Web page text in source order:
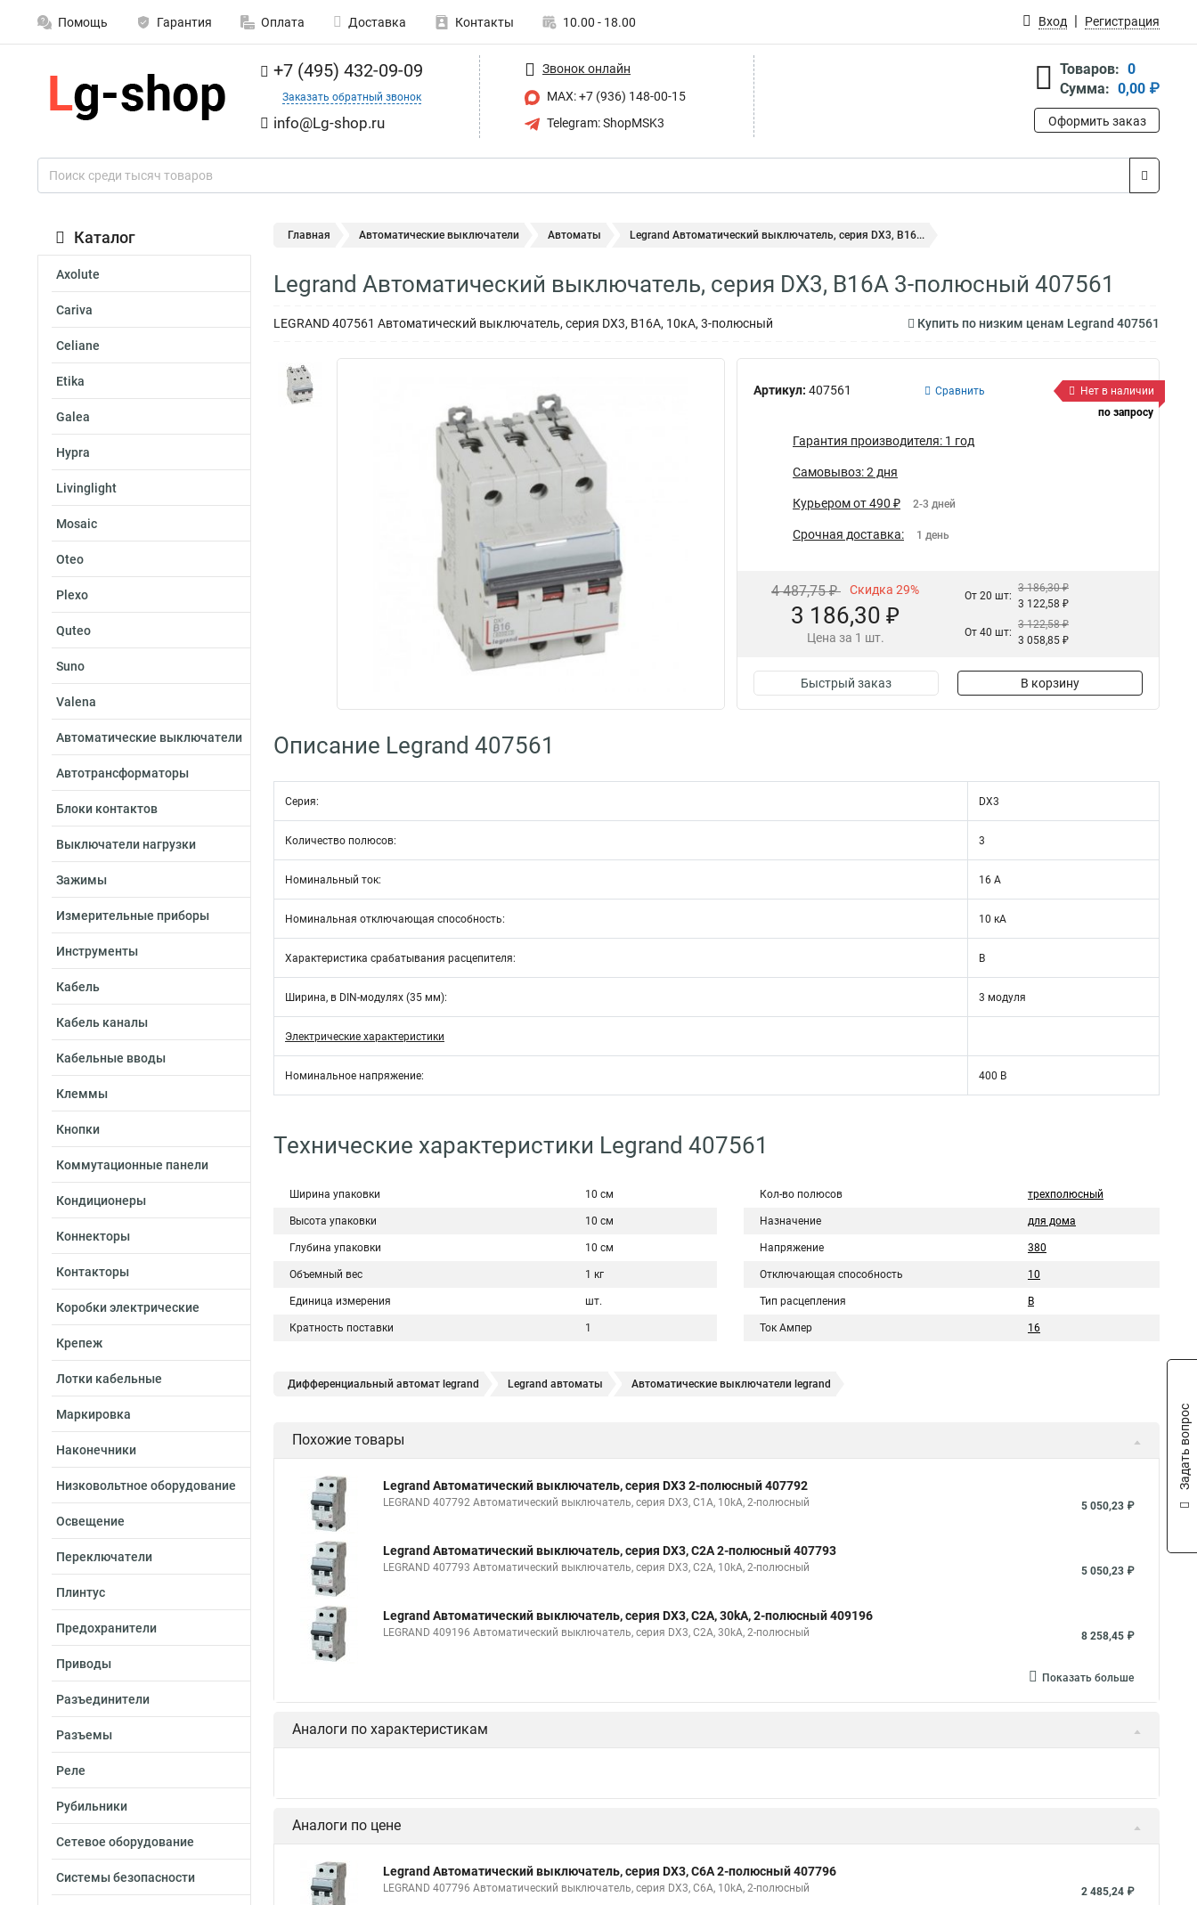
Помощь Гарантия Оплата Доставка Контакты 10.00 - 18.00 Вход Регистрация
+7 (495) 432-09-09
Заказать обратный звонок
info@Lg-shop.ru
Звонок онлайн
MAX: +7 (936) 148-00-15
Telegram: ShopMSK3
Товаров: 0
Сумма: 0,00 ₽
Оформить заказ
Каталог
Axolute
Cariva
Celiane
Etika
Galea
Hypra
Livinglight
Mosaic
Oteo
Plexo
Quteo
Suno
Valena
Автоматические выключатели
Автотрансформаторы
Блоки контактов
Выключатели нагрузки
Зажимы
Измерительные приборы
Инструменты
Кабель
Кабель каналы
Кабельные вводы
Клеммы
Кнопки
Коммутационные панели
Кондиционеры
Коннекторы
Контакторы
Коробки электрические
Крепеж
Лотки кабельные
Маркировка
Наконечники
Низковольтное оборудование
Освещение
Переключатели
Плинтус
Предохранители
Приводы
Разъединители
Разъемы
Реле
Рубильники
Сетевое оборудование
Системы безопасности
Главная Автоматические выключатели Автоматы Legrand Автоматический выключатель, серия DX3, B16...
Legrand Автоматический выключатель, серия DX3, B16A 3-полюсный 407561
LEGRAND 407561 Автоматический выключатель, серия DX3, B16A, 10кА, 3-полюсный Купить по низким ценам Legrand 407561
Артикул: 407561 Сравнить
Нет в наличии
по запросу
Гарантия производителя: 1 год
Самовывоз: 2 дня
Курьером от 490 ₽ 2-3 дней
Срочная доставка: 1 день
4 487,75 ₽ Скидка 29%
3 186,30 ₽
Цена за 1 шт.
От 20 шт:
3 186,30 ₽
3 122,58 ₽
От 40 шт:
3 122,58 ₽
3 058,85 ₽
Быстрый заказ В корзину
Описание Legrand 407561
Серия: DX3
Количество полюсов: 3
Номинальный ток: 16 А
Номинальная отключающая способность: 10 кА
Характеристика срабатывания расцепителя: B
Ширина, в DIN-модулях (35 мм): 3 модуля
Электрические характеристики
Номинальное напряжение: 400 В
Технические характеристики Legrand 407561
Ширина упаковки 10 см
Высота упаковки 10 см
Глубина упаковки 10 см
Объемный вес 1 кг
Единица измерения шт.
Кратность поставки 1
Кол-во полюсов трехполюсный
Назначение для дома
Напряжение 380
Отключающая способность 10
Тип расцепления B
Ток Ампер 16
Дифференциальный автомат legrand Legrand автоматы Автоматические выключатели legrand
Похожие товары
Legrand Автоматический выключатель, серия DX3 2-полюсный 407792
LEGRAND 407792 Автоматический выключатель, серия DX3, С1A, 10kA, 2-полюсный 5 050,23 ₽
Legrand Автоматический выключатель, серия DX3, С2A 2-полюсный 407793
LEGRAND 407793 Автоматический выключатель, серия DX3, С2A, 10kA, 2-полюсный 5 050,23 ₽
Legrand Автоматический выключатель, серия DX3, С2A, 30kA, 2-полюсный 409196
LEGRAND 409196 Автоматический выключатель, серия DX3, С2A, 30kA, 2-полюсный 8 258,45 ₽
Показать больше
Аналоги по характеристикам
Аналоги по цене
Legrand Автоматический выключатель, серия DX3, С6A 2-полюсный 407796
LEGRAND 407796 Автоматический выключатель, серия DX3, С6A, 10kA, 2-полюсный 2 485,24 ₽
Задать вопрос